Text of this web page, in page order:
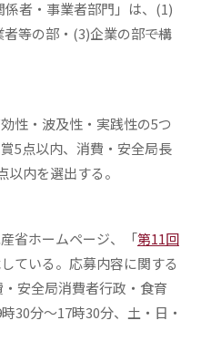
係者・事業者部門」は、(1)
等の部・(3)企業の部――で構
性・波及性・実践性の5つ
5点以内、消費・安全局長
内を選出する。
省ホームページ、「第11回
ている。応募内容に関する
安全局消費者行政・食育
30分～17時30分、土・日・